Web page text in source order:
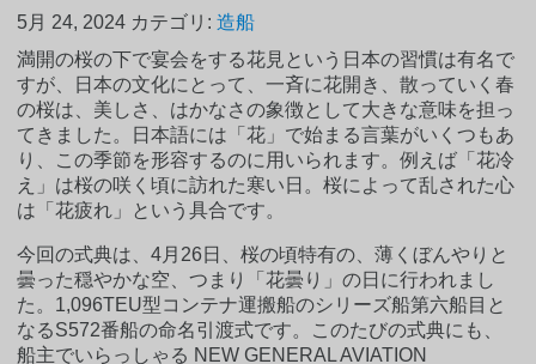
5月 24, 2024 カテゴリ:造船
満開の桜の下で宴会をする花見という日本の習慣は有名で
すが、日本の文化にとって、一斉に花開き、散っていく春
の桜は、美しさ、はかなさの象徴として大きな意味を担っ
てきました。日本語には「花」で始まる言葉がいくつもあ
り、この季節を形容するのに用いられます。例えば「花冷
え」は桜の咲く頃に訪れた寒い日。桜によって乱された心
は「花疲れ」という具合です。
今回の式典は、4月26日、桜の頃特有の、薄くぼんやりと
曇った穏やかな空、つまり「花曇り」の日に行われまし
た。1,096TEU型コンテナ運搬船のシリーズ船第六船目と
なるS572番船の命名引渡式です。このたびの式典にも、
船主でいらっしゃる NEW GENERAL AVIATION